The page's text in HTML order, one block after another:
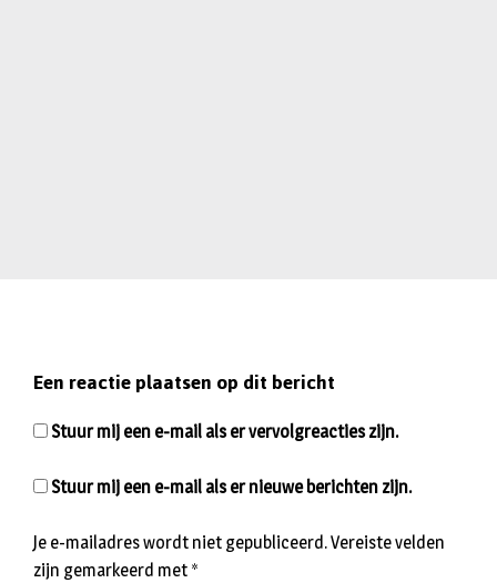
Een reactie plaatsen op dit bericht
Je e-mailadres wordt niet gepubliceerd.Vereiste velden
zijn gemarkeerd met *
Stuur mij een e-mail als er vervolgreacties zijn.
Stuur mij een e-mail als er nieuwe berichten zijn.